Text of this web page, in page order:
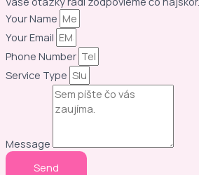
Your Name
Your Email
Phone Number
Service Type
Message
Send